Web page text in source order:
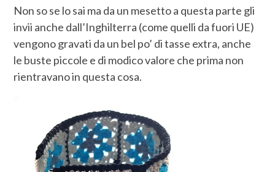
Non so se lo sai ma da un mesetto a questa parte gli
invii anche dall’Inghilterra (come quelli da fuori UE)
vengono gravati da un bel po’ di tasse extra, anche
le buste piccole e di modico valore che prima non
rientravano in questa cosa.